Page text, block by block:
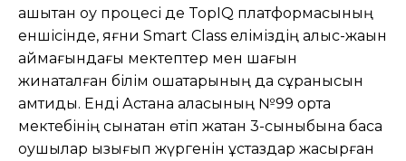
қашықтан оқу процесі де TopIQ платформасының
еншісінде, яғни Smart Class еліміздің алыс-жақын
аймағындағы мектептер мен шағын
жинақталған білім ошақтарының да сұранысын
қамтиды. Енді Астана қаласының №99 орта
мектебінің сынақтан өтіп жатқан 3-сыныбына басқа
оқушылар қызығып жүргенін ұстаздар жасырған